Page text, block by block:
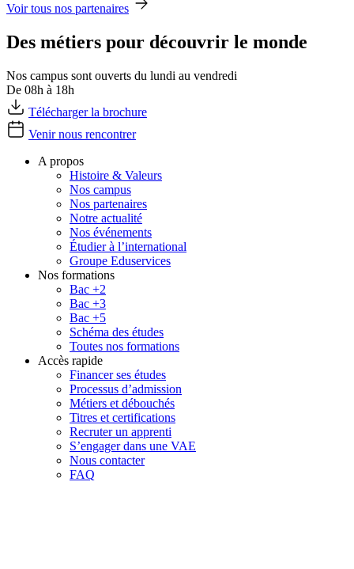
Voir tous nos partenaires
Des métiers pour découvrir le monde
Nos campus sont ouverts du lundi au vendredi
De 08h à 18h
Télécharger la brochure
Venir nous rencontrer
A propos
Histoire & Valeurs
Nos campus
Nos partenaires
Notre actualité
Nos événements
Étudier à l’international
Groupe Eduservices
Nos formations
Bac +2
Bac +3
Bac +5
Schéma des études
Toutes nos formations
Accès rapide
Financer ses études
Processus d’admission
Métiers et débouchés
Titres et certifications
Recruter un apprenti
S’engager dans une VAE
Nous contacter
FAQ